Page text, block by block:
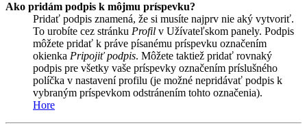
Ako pridám podpis k môjmu príspevku?
Pridať podpis znamená, že si musíte najprv nie aký vytvoriť.
To urobíte cez stránku Profil v Užívateľskom panely. Podpis
môžete pridať k práve písanému príspevku označením
okienka Pripojiť podpis. Môžete taktiež pridať rovnaký
podpis pre všetky vaše príspevky označením príslušného
políčka v nastavení profilu (je možné nepridávať podpis k
vybraným príspevkom odstránením tohto označenia).
Hore